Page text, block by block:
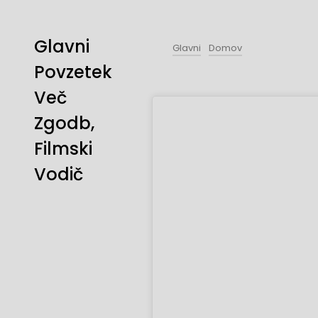
Glavni
Povzetek
Več
Zgodb,
Filmski
Vodič
Glavni Domov